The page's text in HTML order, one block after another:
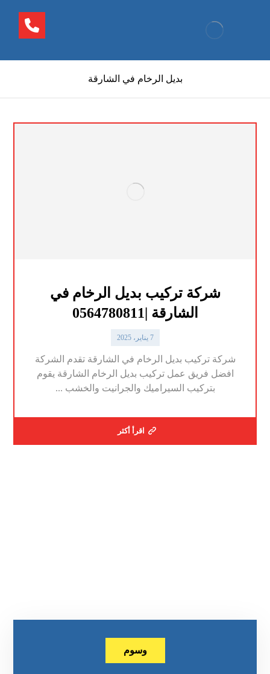
بديل الرخام في الشارقة
شركة تركيب بديل الرخام في
الشارقة |0564780811
7 يناير، 2025
شركة تركيب بديل الرخام في الشارقة تقدم الشركة
افضل فريق عمل تركيب بديل الرخام الشارقة يقوم
بتركيب السيراميك والجرانيت والخشب ...
اقرأ أكثر
وسوم